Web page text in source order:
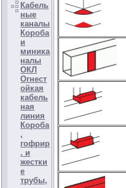
Кабель
ные
каналы
Короба
и
миника
налы
ОКЛ
Огнест
ойкая
кабель
ная
линия
Короба
,
гофрир
. и
жестки
е
трубы,